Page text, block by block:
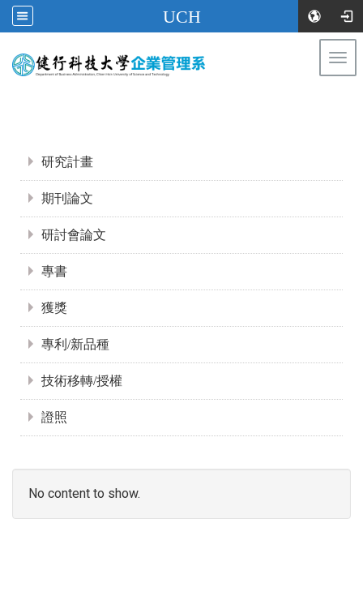
UCH
研究計畫
期刊論文
研討會論文
專書
獲獎
專利/新品種
技術移轉/授權
證照
No content to show.